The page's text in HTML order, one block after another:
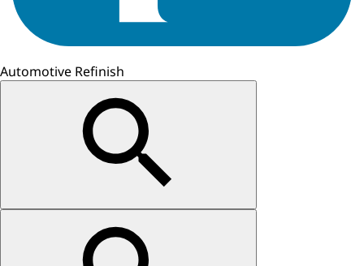
Automotive Refinish